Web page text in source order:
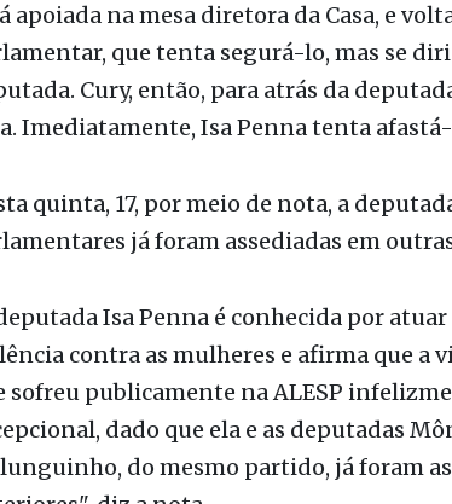
imagens, é possível ver Cury
ele faz um movimento em direção à
apoiada na mesa diretora da Casa, e
que tenta segurá-lo, mas se
Imediatamente, Isa Penna tenta
já foram assediadas em
Isa Penna é conhecida por atuar
contra as mulheres e afirma que a
sofreu publicamente na ALESP